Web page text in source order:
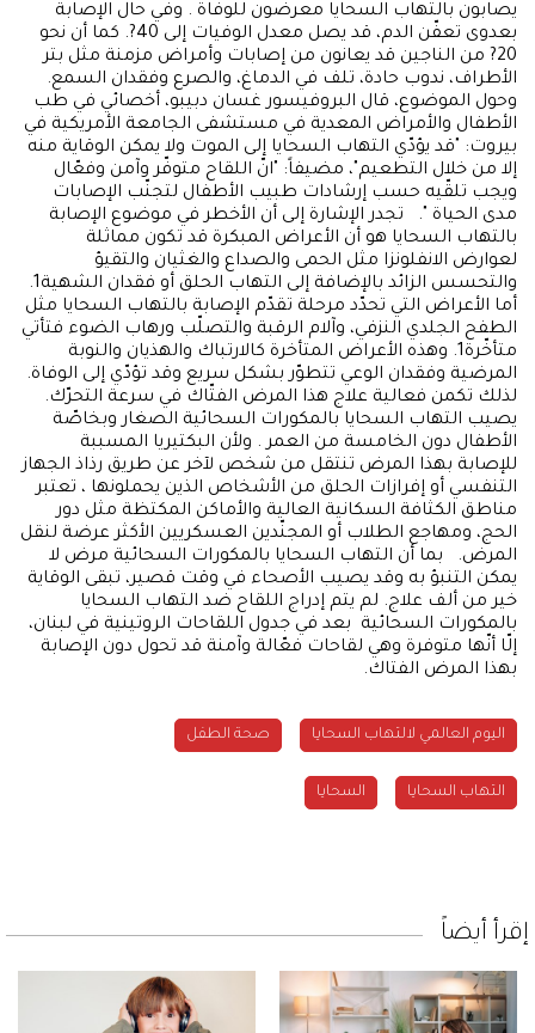
يصابون بالتهاب السحايا معرضون للوفاة . وفي حال الإصابة
بعدوى تعفّن الدم، قد يصل معدل الوفيات إلى 40?. كما أن نحو
20? من الناجين قد يعانون من إصابات وأمراض مزمنة مثل بتر
الأطراف، ندوب حادة، تلف في الدماغ، والصرع وفقدان السمع.
وحول الموضوع، قال البروفيسور غسان دبيبو، أخصائي في طب
الأطفال والأمراض المعدية في مستشفى الجامعة الأمريكية في
بيروت: "قد يؤدّي التهاب السحايا إلى الموت ولا يمكن الوقاية منه
إلا من خلال التطعيم"، مضيفاً: "انّ اللقاح متوفّر وآمن وفعّال
ويجب تلقّيه حسب إرشادات طبيب الأطفال لتجنّب الإصابات
مدى الحياة ". تجدر الإشارة إلى أن الأخطر في موضوع الإصابة
بالتهاب السحايا هو أن الأعراض المبكرة قد تكون مماثلة
لعوارض الانفلونزا مثل الحمى والصداع والغثيان والتقيؤ
والتحسس الزائد بالإضافة إلى التهاب الحلق أو فقدان الشهية1.
أما الأعراض التي تحدّد مرحلة تقدّم الإصابة بالتهاب السحايا مثل
الطفح الجلدي النزفي، وآلام الرقبة والتصلّب ورهاب الضوء فتأتي
متأخّرة1. وهذه الأعراض المتأخرة كالارتباك والهذيان والنوبة
المرضية وفقدان الوعي تتطوّر بشكل سريع وقد تؤدّي إلى الوفاة.
لذلك تكمن فعالية علاج هذا المرض الفتّاك في سرعة التحرّك.
يصيب التهاب السحايا بالمكورات السحائية الصغار وبخاصّة
الأطفال دون الخامسة من العمر . ولأن البكتيريا المسببة
للإصابة بهذا المرض تنتقل من شخص لآخر عن طريق رذاذ الجهاز
التنفسي أو إفرازات الحلق من الأشخاص الذين يحملونها ، تعتبر
مناطق الكثافة السكانية العالية والأماكن المكتظة مثل دور
الحج، ومهاجع الطلاب أو المجنّدين العسكريين الأكثر عرضة لنقل
المرض. بما أن التهاب السحايا بالمكورات السحائية مرض لا
يمكن التنبؤ به وقد يصيب الأصحاء في وقت قصير، تبقى الوقاية
خير من ألف علاج. لم يتم إدراج اللقاح ضد التهاب السحايا
بالمكورات السحائية بعد في جدول اللقاحات الروتينية في لبنان،
إلّا أنّها متوفرة وهي لقاحات فعّالة وآمنة قد تحول دون الإصابة
بهذا المرض الفتاك.
اليوم العالمي لالتهاب السحايا صحة الطفل
التهاب السحايا السحايا
إقرأ أيضاً